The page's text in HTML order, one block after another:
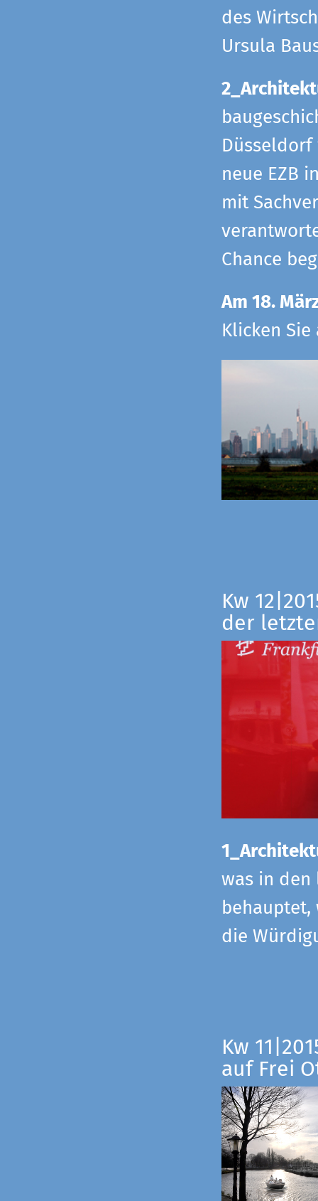
des
Ursula
neue EZB
mit
Chance
Am 18.
Klicken
Kw
der
was in den
die
Kw
auf Frei